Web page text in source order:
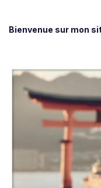
Bienvenue sur mon